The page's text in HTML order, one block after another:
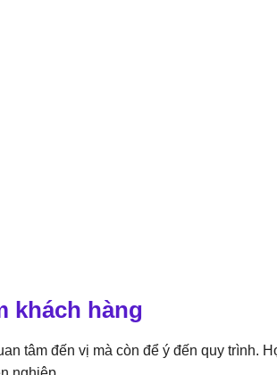
khách hàng
tâm đến vị mà còn để ý đến quy trình.